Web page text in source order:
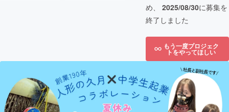
め、 2025/08/30に募集を
終了しました
もう一度プロジェク
トをやってほしい